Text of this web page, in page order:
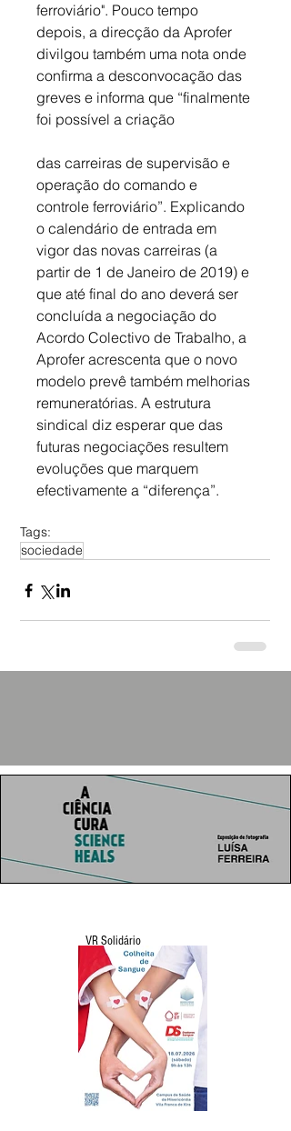
ferroviário". Pouco tempo
depois, a direcção da Aprofer
divilgou também uma nota onde
confirma a desconvocação das
greves e informa que “finalmente
foi possível a criação
das carreiras de supervisão e
operação do comando e
controle ferroviário”. Explicando
o calendário de entrada em
vigor das novas carreiras (a
partir de 1 de Janeiro de 2019) e
que até final do ano deverá ser
concluída a negociação do
Acordo Colectivo de Trabalho, a
Aprofer acrescenta que o novo
modelo prevê também melhorias
remuneratórias. A estrutura
sindical diz esperar que das
futuras negociações resultem
evoluções que marquem
efectivamente a “diferença”.
Tags:
sociedade
VR Solidário